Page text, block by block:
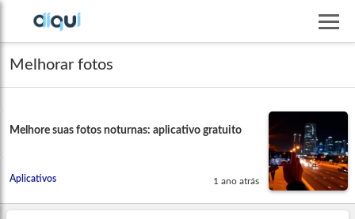
Melhorar fotos
Melhore suas fotos noturnas: aplicativo gratuito
Aplicativos 1 ano atrás